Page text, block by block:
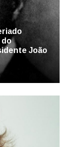
do
João